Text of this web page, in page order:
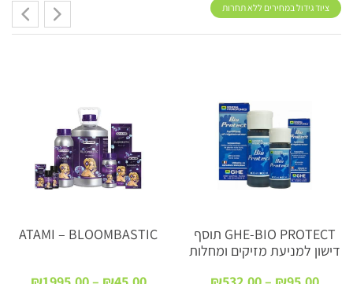
ציוד גידול במחירים ללא תחרות
GHE-BIO PROTECT תוסף
דישון למניעת מזיקים ומחלות
ATAMI – BLOOMBASTIC